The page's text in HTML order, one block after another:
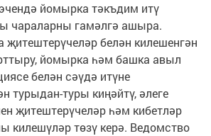
йомырка тәкъдим итү
чараларны гамәлгә ашыра.
белән килешенгән
йомырка һәм башка авыл
белән сәүдә итүне
турыдан-туры киңәйтү, әлеге
җитештерүчеләр һәм кибетләр
килешүләр төзү керә. Ведомство